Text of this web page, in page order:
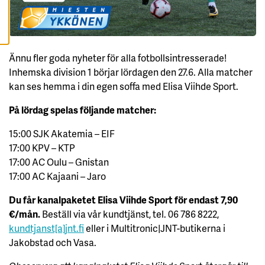
A
C
C
T
R
A
A
L
A
O
O
K
I
E
S
Ännu fler goda nyheter för alla fotbollsintresserade!
Inhemska division 1 börjar lördagen den 27.6. Alla matcher
kan ses hemma i din egen soffa med Elisa Viihde Sport.
På lördag spelas följande matcher:
15:00 SJK Akatemia – EIF
17:00 KPV – KTP
17:00 AC Oulu – Gnistan
17:00 AC Kajaani – Jaro
Du får kanalpaketet Elisa Viihde Sport för endast 7,90
€/mån.Beställ via vår kundtjänst, tel. 06 786 8222,
kundtjanst[a]jnt.fieller i Multitronic|JNT-butikerna i
Jakobstad och Vasa.